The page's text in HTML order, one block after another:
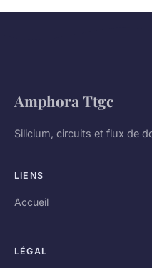
Amphora Ttgc
Silicium, circuits et flux de
LIENS
Accueil
LÉGAL